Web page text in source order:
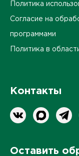
Политика
Согласие на
программами
Политика в
Контакты
Оставить